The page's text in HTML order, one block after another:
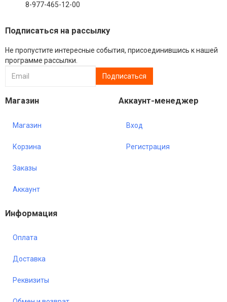
8-977-465-12-00
Подписаться на рассылку
Не пропустите интересные события, присоединившись к нашей
программе рассылки.
Магазин
Магазин
Корзина
Заказы
Аккаунт
Аккаунт-менеджер
Вход
Регистрация
Информация
Оплата
Доставка
Реквизиты